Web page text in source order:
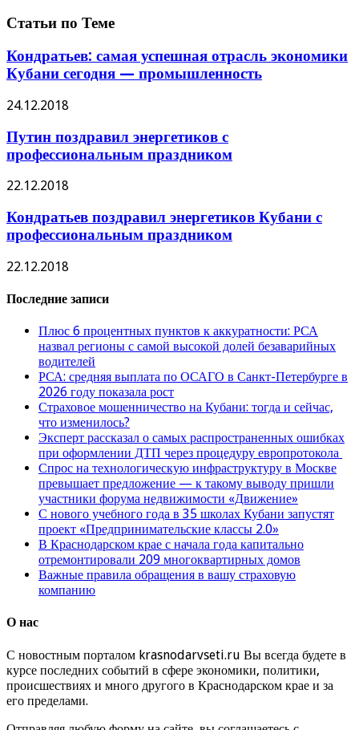
Статьи по Теме
Кондратьев: самая успешная отрасль экономики
Кубани сегодня — промышленность
24.12.2018
Путин поздравил энергетиков с
профессиональным праздником
22.12.2018
Кондратьев поздравил энергетиков Кубани с
профессиональным праздником
22.12.2018
Последние записи
Плюс 6 процентных пунктов к аккуратности: РСА
назвал регионы с самой высокой долей безаварийных
водителей
РСА: средняя выплата по ОСАГО в Санкт-Петербурге в
2026 году показала рост
Страховое мошенничество на Кубани: тогда и сейчас,
что изменилось?
Эксперт рассказал о самых распространенных ошибках
при оформлении ДТП через процедуру европротокола
Спрос на технологическую инфраструктуру в Москве
превышает предложение — к такому выводу пришли
участники форума недвижимости «Движение»
С нового учебного года в 35 школах Кубани запустят
проект «Предпринимательские классы 2.0»
В Краснодарском крае с начала года капитально
отремонтировали 209 многоквартирных домов
Важные правила обращения в вашу страховую
компанию
О нас
С новостным порталом krasnodarvseti.ru Вы всегда будете в
курсе последних событий в сфере экономики, политики,
происшествиях и много другого в Краснодарском крае и за
его пределами.